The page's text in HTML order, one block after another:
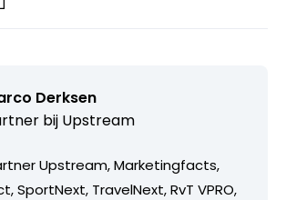
Derksen
bij Upstream
Upstream, Marketingfacts,
SportNext, TravelNext, RvT VPRO,